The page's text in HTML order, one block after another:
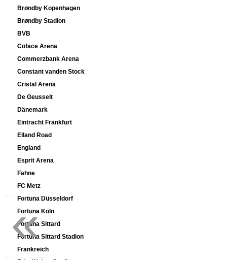
Brøndby Kopenhagen
Brøndby Stadion
BVB
Coface Arena
Commerzbank Arena
Constant vanden Stock
Cristal Arena
De Geusselt
Dänemark
Eintracht Frankfurt
Elland Road
England
Esprit Arena
Fahne
FC Metz
Fortuna Düsseldorf
Fortuna Köln
Fortuna Sittard
Fortuna Sittard Stadion
Frankreich
«